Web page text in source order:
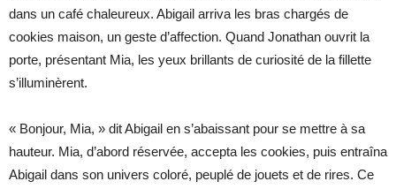
dans un café chaleureux. Abigail arriva les bras chargés de
cookies maison, un geste d’affection. Quand Jonathan ouvrit la
porte, présentant Mia, les yeux brillants de curiosité de la fillette
s’illuminèrent.
« Bonjour, Mia, » dit Abigail en s’abaissant pour se mettre à sa
hauteur. Mia, d’abord réservée, accepta les cookies, puis entraîna
Abigail dans son univers coloré, peuplé de jouets et de rires. Ce